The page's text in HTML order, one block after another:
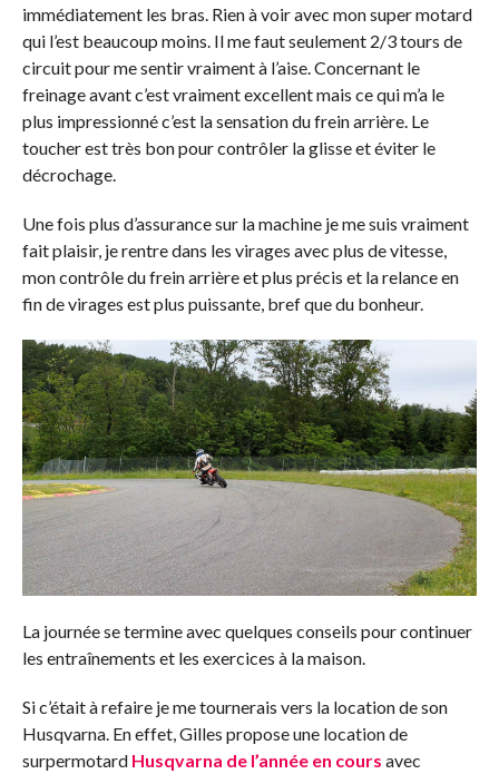
immédiatement les bras. Rien à voir avec mon super motard
qui l’est beaucoup moins. Il me faut seulement 2/3 tours de
circuit pour me sentir vraiment à l’aise. Concernant le
freinage avant c’est vraiment excellent mais ce qui m’a le
plus impressionné c’est la sensation du frein arrière. Le
toucher est très bon pour contrôler la glisse et éviter le
décrochage.
Une fois plus d’assurance sur la machine je me suis vraiment
fait plaisir, je rentre dans les virages avec plus de vitesse,
mon contrôle du frein arrière et plus précis et la relance en
fin de virages est plus puissante, bref que du bonheur.
La journée se termine avec quelques conseils pour continuer
les entraînements et les exercices à la maison.
Si c’était à refaire je me tournerais vers la location de son
Husqvarna. En effet, Gilles propose une location de
surpermotard Husqvarna de l’année en cours avec